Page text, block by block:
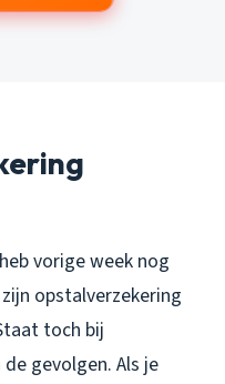
vorige week nog
opstalverzekering
toch bij
gevolgen. Als je